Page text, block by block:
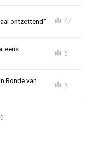
ontzettend" 47
eens
6
Ronde van
6